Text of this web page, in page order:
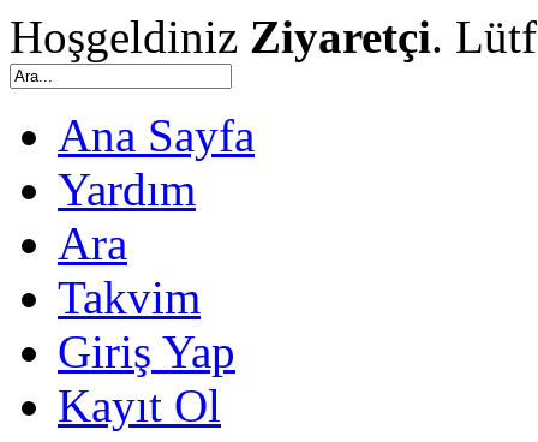
Hoşgeldiniz Ziyaretçi.
Ana Sayfa
Yardım
Ara
Takvim
Giriş Yap
Kayıt Ol